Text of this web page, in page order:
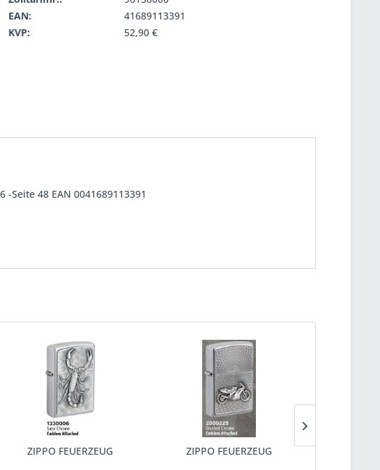
EAN:
41689113391
KVP:
52,90 €
-Seite 48 EAN 0041689113391
ZIPPO FEUERZEUG ZIPPO FEUERZEUG